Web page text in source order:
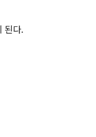
된다.